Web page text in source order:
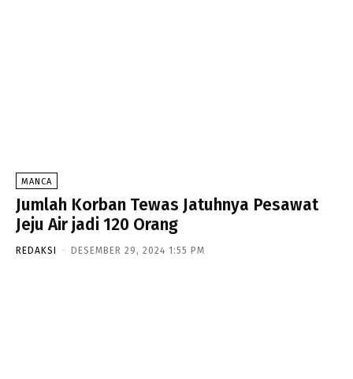
MANCA
Jumlah Korban Tewas Jatuhnya Pesawat
Jeju Air jadi 120 Orang
REDAKSI - DESEMBER 29, 2024 1:55 PM